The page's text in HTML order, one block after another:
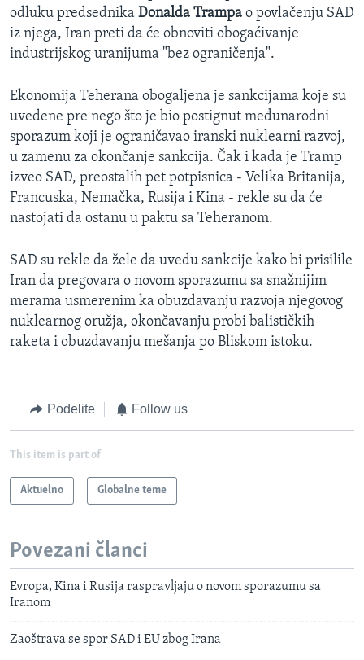
odluku predsednika Donalda Trampa o povlačenju SAD
iz njega, Iran preti da će obnoviti obogaćivanje
industrijskog uranijuma "bez ograničenja".
Ekonomija Teherana obogaljena je sankcijama koje su
uvedene pre nego što je bio postignut međunarodni
sporazum koji je ograničavao iranski nuklearni razvoj,
u zamenu za okončanje sankcija. Čak i kada je Tramp
izveo SAD, preostalih pet potpisnica - Velika Britanija,
Francuska, Nemačka, Rusija i Kina - rekle su da će
nastojati da ostanu u paktu sa Teheranom.
SAD su rekle da žele da uvedu sankcije kako bi prisilile
Iran da pregovara o novom sporazumu sa snažnijim
merama usmerenim ka obuzdavanju razvoja njegovog
nuklearnog oružja, okončavanju probi balističkih
raketa i obuzdavanju mešanja po Bliskom istoku.
Podelite Follow us
This item is part of
Aktuelno Globalne teme
Povezani članci
Evropa, Kina i Rusija raspravljaju o novom sporazumu sa
Iranom
Zaoštrava se spor SAD i EU zbog Irana